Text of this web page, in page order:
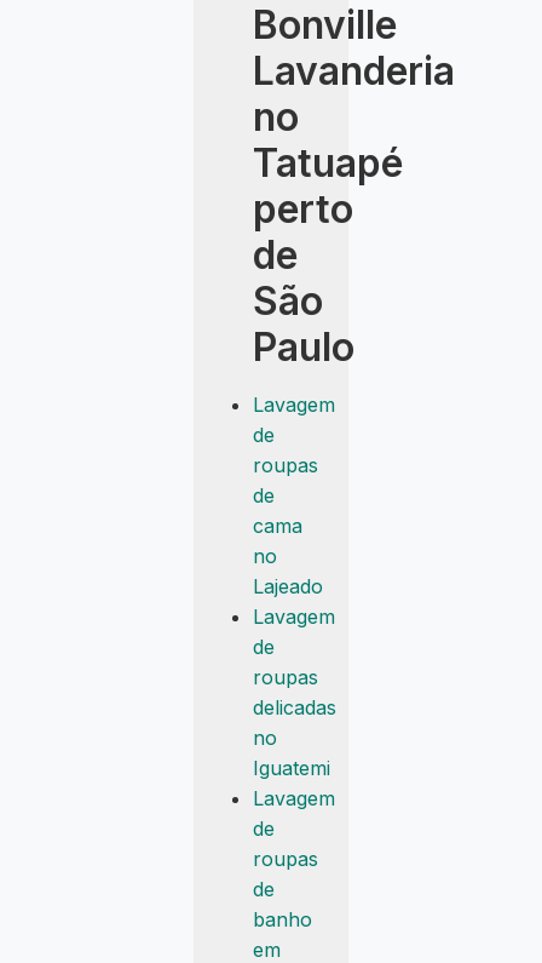
Bonville
Lavanderia
no
Tatuapé
perto
de
São
Paulo
Lavagem
de
roupas
de
cama
no
Lajeado
Lavagem
de
roupas
delicadas
no
Iguatemi
Lavagem
de
roupas
de
banho
em